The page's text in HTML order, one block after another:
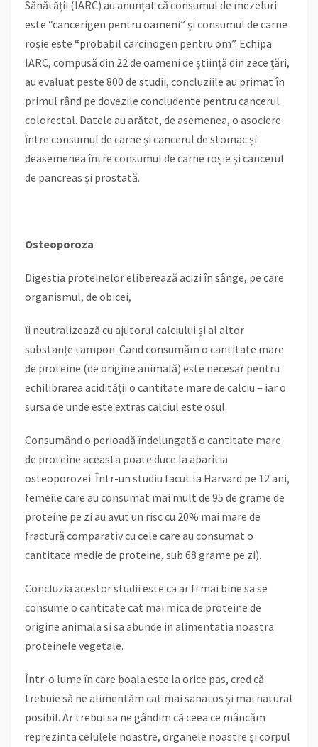
Sănătății (IARC) au anunțat că consumul de mezeluri
este “cancerigen pentru oameni” și consumul de carne
roșie este “probabil carcinogen pentru om”. Echipa
IARC, compusă din 22 de oameni de știință din zece țări,
au evaluat peste 800 de studii, concluziile au primat în
primul rând pe dovezile concludente pentru cancerul
colorectal. Datele au arătat, de asemenea, o asociere
între consumul de carne și cancerul de stomac și
deasemenea între consumul de carne roșie și cancerul
de pancreas și prostată.
Osteoporoza
Digestia proteinelor eliberează acizi în sânge, pe care
organismul, de obicei,
îi neutralizează cu ajutorul calciului și al altor
substanțe tampon. Cand consumăm o cantitate mare
de proteine (de origine animală) este necesar pentru
echilibrarea acidității o cantitate mare de calciu – iar o
sursa de unde este extras calciul este osul.
Consumând o perioadă îndelungată o cantitate mare
de proteine aceasta poate duce la aparitia
osteoporozei. Într-un studiu facut la Harvard pe 12 ani,
femeile care au consumat mai mult de 95 de grame de
proteine pe zi au avut un risc cu 20% mai mare de
fractură comparativ cu cele care au consumat o
cantitate medie de proteine, sub 68 grame pe zi).
Concluzia acestor studii este ca ar fi mai bine sa se
consume o cantitate cat mai mica de proteine de
origine animala si sa abunde in alimentatia noastra
proteinele vegetale.
Într-o lume în care boala este la orice pas, cred că
trebuie să ne alimentăm cat mai sanatos și mai natural
posibil. Ar trebui sa ne gândim că ceea ce mâncăm
reprezinta celulele noastre, organele noastre și corpul